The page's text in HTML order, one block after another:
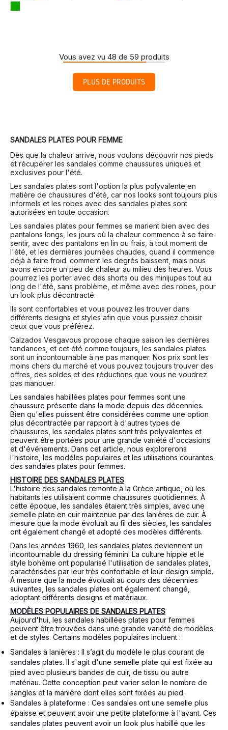
Vous avez vu 48 de 59 produits
PLUS DE PRODUITS
SANDALES PLATES POUR FEMME
Dès que la chaleur arrive, nous voulons découvrir nos pieds
et récupérer les sandales comme chaussures uniques et
exclusives pour l'été.
Les sandales plates sont l'option la plus polyvalente en
matière de chaussures d'été, car nos looks sont toujours plus
informels et les robes avec des sandales plates sont
autorisées en toute occasion.
Les sandales plates pour femmes se marient bien avec des
pantalons longs, les jours où la chaleur commence à se faire
sentir, avec des pantalons en lin ou frais, à tout moment de
l'été, et les dernières journées chaudes, quand il commence
déjà à faire froid. comment les degrés baissent, mais nous
avons encore un peu de chaleur au milieu des heures. Vous
pourrez les porter avec des shorts ou des minijupes tout au
long de l'été, sans problème, et même avec des robes, pour
un look plus décontracté.
Ils sont confortables et vous pouvez les trouver dans
différents designs et styles afin que vous puissiez choisir
ceux que vous préférez.
Calzados Vesgavous propose chaque saison les dernières
tendances, et cet été comme toujours, les sandales plates
sont un incontournable à ne pas manquer. Nos prix sont les
moins chers du marché et vous pouvez toujours trouver des
offres, des soldes et des réductions que vous ne voudrez
pas manquer.
Les sandales habillées plates pour femmes sont une
chaussure présente dans la mode depuis des décennies.
Bien qu'elles puissent être considérées comme une option
plus décontractée par rapport à d'autres types de
chaussures, les sandales plates sont très polyvalentes et
peuvent être portées pour une grande variété d'occasions
et d'événements. Dans cet article, nous explorerons
l'histoire, les modèles populaires et les utilisations courantes
des sandales plates pour femmes.
HISTOIRE DES SANDALES PLATES
L'histoire des sandales remonte à la Grèce antique, où les
habitants les utilisaient comme chaussures quotidiennes. À
cette époque, les sandales étaient très simples, avec une
semelle plate en cuir maintenue par des lanières de cuir. À
mesure que la mode évoluait au fil des siècles, les sandales
ont également changé et adopté des modèles différents.
Dans les années 1960, les sandales plates deviennent un
incontournable du dressing féminin. La culture hippie et le
style bohème ont popularisé l'utilisation de sandales plates,
caractérisées par leur très confortable et leur design simple.
À mesure que la mode évoluait au cours des décennies
suivantes, les sandales plates ont également changé,
adoptant différents designs et matériaux.
MODÈLES POPULAIRES DE SANDALES PLATES
Aujourd'hui, les sandales habillées plates pour femmes
peuvent être trouvées dans une grande variété de modèles
et de styles. Certains modèles populaires incluent :
Sandales à lanières : Il s’agit du modèle le plus courant de
sandales plates. Il s'agit d'une semelle plate qui est fixée au
pied avec plusieurs bandes de cuir, de tissu ou autre
matériau. Cette conception peut varier selon le nombre de
sangles et la manière dont elles sont fixées au pied.
Sandales à plateforme : Ces sandales ont une semelle plus
épaisse et peuvent avoir une petite plateforme à l'avant. Ces
sandales plates peuvent avoir un look plus habillé que les